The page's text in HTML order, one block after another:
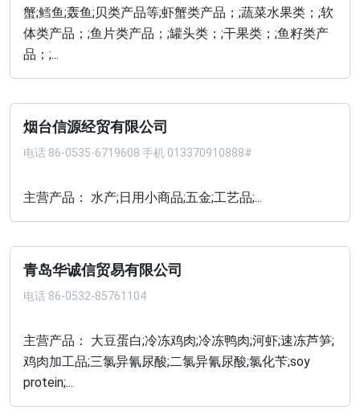
蟹;鳕鱼;轰鱼;贝类产品等;虾蟹类产品；;蔬菜水果类；;软
体类产品；;鱼片类产品；;罐头类；;干果类；;鱼籽类产
品；;...
烟台信源经贸有限公司
电话 86-0535-6719608 手机 013370910888#
主营产品： 水产;日用小商品;五金;工艺品;...
青岛华诚信贸易有限公司
电话 86-0532-85761104
主营产品： 大豆蛋白;冷冻鸡肉;冷冻鸭肉;河虾;速冻芦笋;
鸡肉加工品;三氯异氰尿酸;二氯异氰尿酸;氯化苄;soy
protein;...